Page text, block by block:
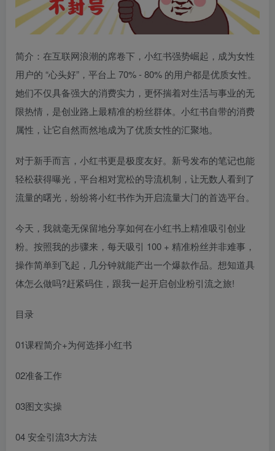
简介：在互联网浪潮的席卷下，小红书强势崛起，成为女性
用户的 “心头好”，平台上 70% - 80% 的用户都是优质女性。
她们不仅具备强大的消费实力，更怀揣着对生活与事业的无
限热情，是创业路上最精准的粉丝群体。小红书自带的消费
属性，让它自然而然地成为了优质女性的汇聚地。
对于新手而言，小红书更是极度友好。新号发布的笔记也能
轻松获得曝光，平台相对宽松的导流机制，让无数人看到了
流量的曙光，纷纷将小红书作为开启流量大门的首选平台。
今天，我就毫无保留地分享如何在小红书上精准吸引创业
粉。按照我的步骤来，每天吸引 100 + 精准粉丝并非难事，
操作简单到飞起，几分钟就能产出一个爆款作品。想知道具
体怎么做吗?赶紧码住，跟我一起开启创业粉引流之旅!
目录
01课程简介+为何选择小红书
02准备工作
03图文实操
04 安全引流3大方法